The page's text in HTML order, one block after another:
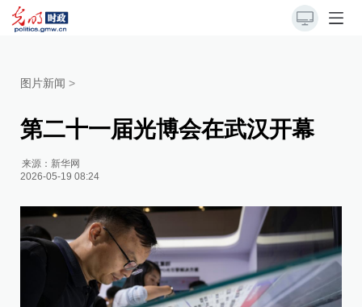
图片新闻 >
第二十一届光博会在武汉开幕
来源： 新华网
2026-05-19 08:24